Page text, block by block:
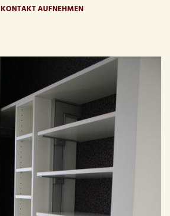
KONTAKT AUFNEHMEN